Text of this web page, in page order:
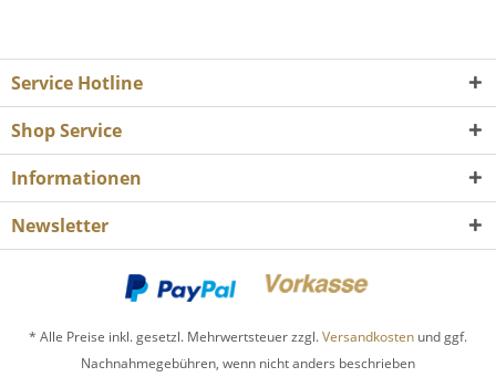
Service Hotline
Shop Service
Informationen
Newsletter
* Alle Preise inkl. gesetzl. Mehrwertsteuer zzgl.Versandkosten und ggf.
Nachnahmegebühren, wenn nicht anders beschrieben